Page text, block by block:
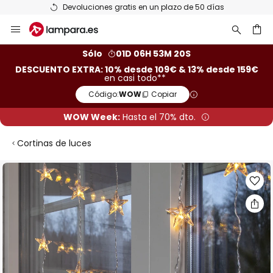
Devoluciones gratis en un plazo de 50 días
al
Sólo
01D 06H 53M 19S
DESCUENTO EXTRA: 10% desde 109€ & 13% desde 159€
en casi todo**
Código:WOW Copiar
WOW Week: Hasta el 70% dto.
Cortinas de luces
Saltar
final